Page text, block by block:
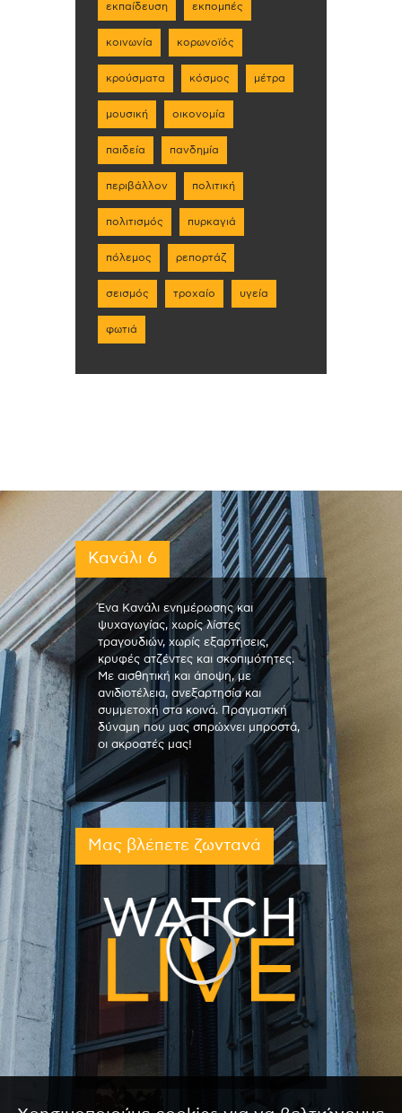
εκπαίδευση εκπομπές
κοινωνία κορωνοϊός
κρούσματα κόσμος μέτρα
μουσική οικονομία
παιδεία πανδημία
περιβάλλον πολιτική
πολιτισμός πυρκαγιά
πόλεμος ρεπορτάζ
σεισμός τροχαίο υγεία
φωτιά
Κανάλι 6
Ένα Κανάλι ενημέρωσης και
ψυχαγωγίας, χωρίς λίστες
τραγουδιών, χωρίς εξαρτήσεις,
κρυφές ατζέντες και σκοπιμότητες.
Με αισθητική και άποψη, με
ανιδιοτέλεια, ανεξαρτησία και
συμμετοχή στα κοινά. Πραγματική
δύναμη που μας σπρώχνει μπροστά,
οι ακροατές μας!
Μας βλέπετε ζωντανά